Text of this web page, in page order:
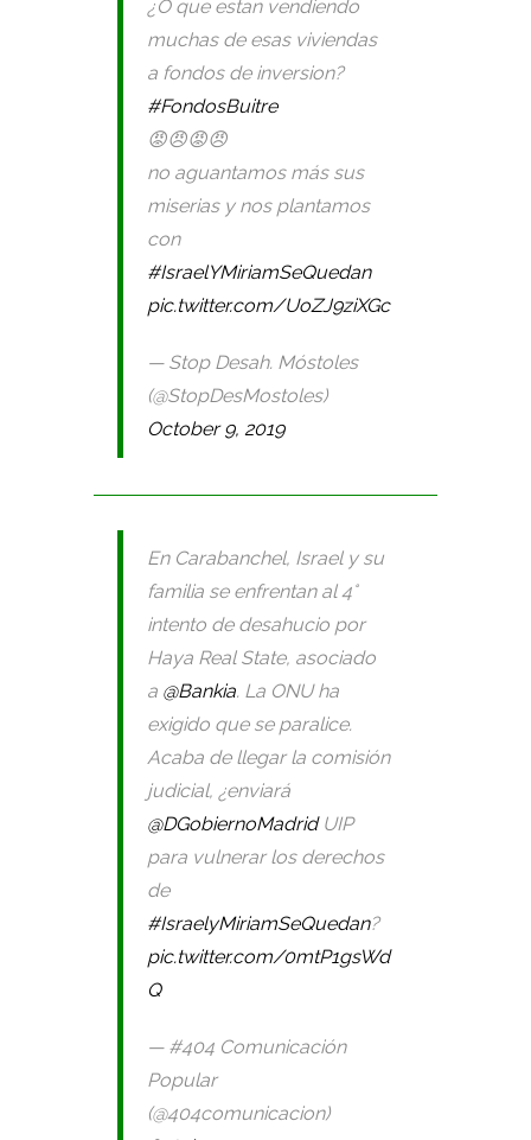
¿O que estan vendiendo
muchas de esas viviendas
a fondos de inversion?
#FondosBuitre
😡😠😡😠
no aguantamos más sus
miserias y nos plantamos
con
#IsraelYMiriamSeQuedan
pic.twitter.com/UoZJ9ziXGc
— Stop Desah. Móstoles
(@StopDesMostoles)
October 9, 2019
En Carabanchel, Israel y su
familia se enfrentan al 4°
intento de desahucio por
Haya Real State, asociado
a @Bankia. La ONU ha
exigido que se paralice.
Acaba de llegar la comisión
judicial, ¿enviará
@DGobiernoMadridUIP
para vulnerar los derechos
de
#IsraelyMiriamSeQuedan?
pic.twitter.com/0mtP1gsWd
Q
— #404 Comunicación
Popular
(@404comunicacion)